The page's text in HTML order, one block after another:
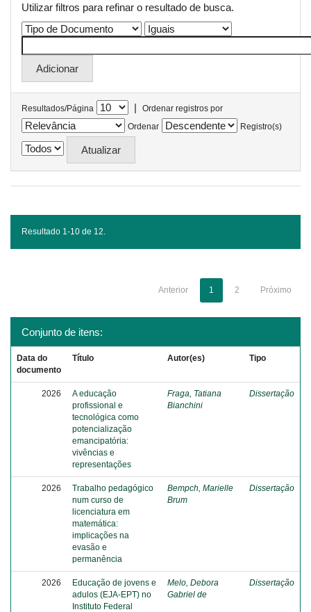
Utilizar filtros para refinar o resultado de busca.
Resultados/Página |
Ordenar registros por
Ordenar
Registro(s)
Resultado 1-10 de 12.
Anterior 1 2 Próximo
Conjunto de itens:
Data do
documento
Título Autor(es) Tipo
2026
A educação
profissional e
tecnológica como
potencialização
emancipatória:
vivências e
representações
Fraga, Tatiana
Bianchini
Dissertação
2026
Trabalho pedagógico
num curso de
licenciatura em
matemática:
implicações na
evasão e
permanência
Bempch, Marielle
Brum
Dissertação
2026
Educação de jovens e
adulos (EJA-EPT) no
Instituto Federal
Melo, Debora
Gabriel de
Dissertação